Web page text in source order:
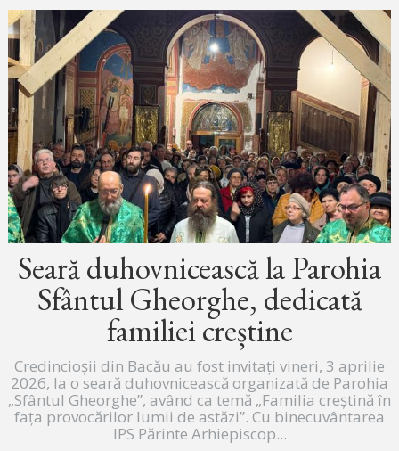
Seară duhovnicească la Parohia
Sfântul Gheorghe, dedicată
familiei creștine
Credincioșii din Bacău au fost invitați vineri, 3 aprilie
2026, la o seară duhovnicească organizată de Parohia
„Sfântul Gheorghe”, având ca temă „Familia creștină în
fața provocărilor lumii de astăzi”. Cu binecuvântarea
IPS Părinte Arhiepiscop...